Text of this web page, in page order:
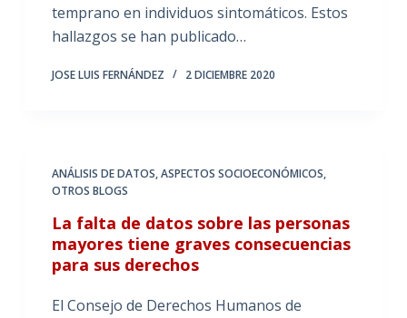
temprano en individuos sintomáticos. Estos
hallazgos se han publicado…
JOSE LUIS FERNÁNDEZ 2 DICIEMBRE 2020
ANÁLISIS DE DATOS,ASPECTOS SOCIOECONÓMICOS,
OTROS BLOGS
La falta de datos sobre las personas
mayores tiene graves consecuencias
para sus derechos
El Consejo de Derechos Humanos de